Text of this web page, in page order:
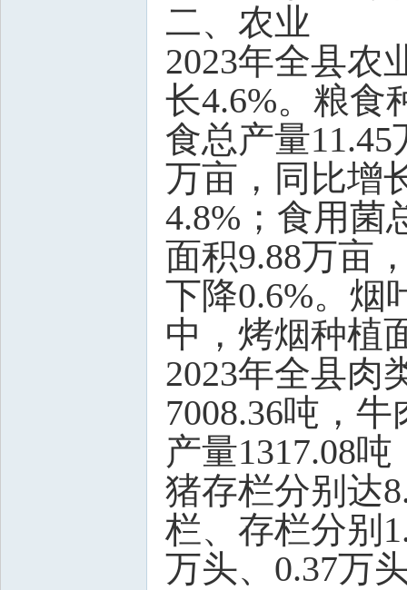
二、农业
2023年全县农
长4.6%。粮食
食总产量
万亩，同比增
4.8%；食用菌
面积9.88万亩
下降0.6%。烟
中，烤烟种植
2023年全县肉
7008.36吨，
产量1317.08
猪存栏分别达
栏、存栏分别
万头、0.37万